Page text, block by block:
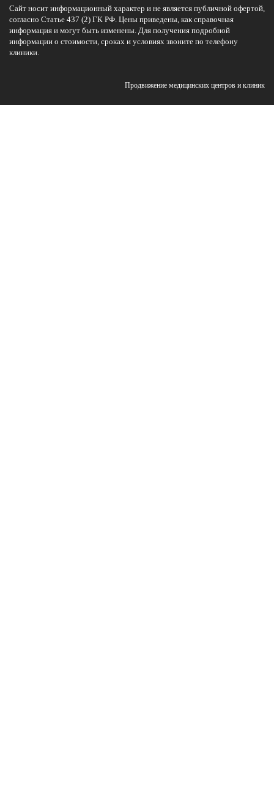
Сайт носит информационный характер и не является публичной офертой,
согласно Статье 437 (2) ГК РФ. Цены приведены, как справочная
информация и могут быть изменены. Для получения подробной
информации о стоимости, сроках и условиях звоните по телефону
клиники.
Продвижение медицинских центров и клиник